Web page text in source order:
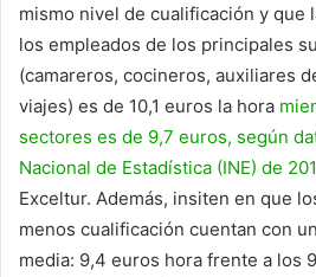
mismo nivel de cualificación y que
los empleados de los principales
(camareros, cocineros, auxiliares
viajes) es de 10,1 euros la hora
sectores es de 9,7 euros, según
Nacional de Estadística (INE) de
Exceltur. Además, insiten en que
menos cualificación cuentan con
media: 9,4 euros hora frente a los